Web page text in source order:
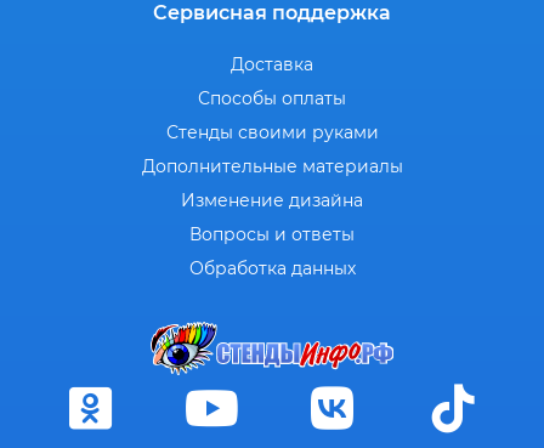
Сервисная поддержка
Доставка
Способы оплаты
Стенды своими руками
Дополнительные материалы
Изменение дизайна
Вопросы и ответы
Обработка данных